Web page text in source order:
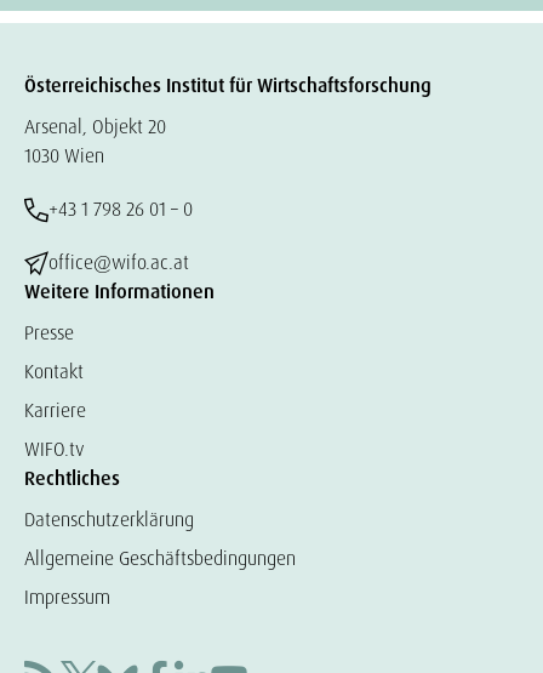
Österreichisches Institut für Wirtschaftsforschung
Arsenal, Objekt 20
1030 Wien
+43 1 798 26 01 – 0
office@wifo.ac.at
Weitere Informationen
Presse
Kontakt
Karriere
WIFO.tv
Rechtliches
Datenschutzerklärung
Allgemeine Geschäftsbedingungen
Impressum